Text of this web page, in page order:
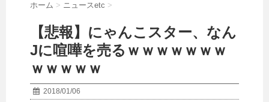
ホーム > ニュースetc >
【悲報】にゃんこスター、なん
Jに喧嘩を売るｗｗｗｗｗｗｗ
ｗｗｗｗｗ
2018/01/06